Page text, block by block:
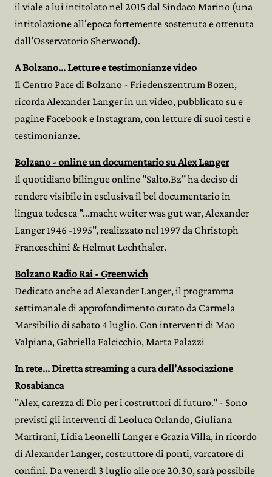
il viale a lui intitolato nel 2015 dal Sindaco Marino (una
intitolazione all'epoca fortemente sostenuta e ottenuta
dall'Osservatorio Sherwood).
A Bolzano... Letture e testimonianze video
Il Centro Pace di Bolzano - Friedenszentrum Bozen,
ricorda Alexander Langer in un video, pubblicato su e
pagine Facebook e Instagram, con letture di suoi testi e
testimonianze.
Bolzano - online un documentario su Alex Langer
Il quotidiano bilingue online "Salto.Bz" ha deciso di
rendere visibile in esclusiva il bel documentario in
lingua tedesca "...macht weiter was gut war, Alexander
Langer 1946 -1995", realizzato nel 1997 da Christoph
Franceschini & Helmut Lechthaler.
Bolzano Radio Rai - Greenwich
Dedicato anche ad Alexander Langer, il programma
settimanale di approfondimento curato da Carmela
Marsibilio di sabato 4 luglio. Con interventi di Mao
Valpiana, Gabriella Falcicchio, Marta Palazzi
In rete... Diretta streaming a cura dell'Associazione
Rosabianca
"Alex, carezza di Dio per i costruttori di futuro." - Sono
previsti gli interventi di Leoluca Orlando, Giuliana
Martirani, Lidia Leonelli Langer e Grazia Villa, in ricordo
di Alexander Langer, costruttore di ponti, varcatore di
confini. Da venerdì 3 luglio alle ore 20.30, sarà possibile